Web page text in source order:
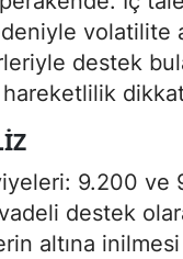
volatilite
destek
9.200 ve
vadeli destek
altına inilmesi